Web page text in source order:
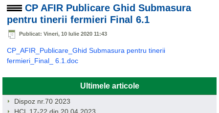
CP AFIR Publicare Ghid Submasura
pentru tinerii fermieri Final 6.1
Publicat: Vineri, 10 Iulie 2020 11:43
CP_AFIR_Publicare_Ghid Submasura pentru tinerii
fermieri_Final_ 6.1.doc
Ultimele articole
Dispoz nr.70 2023